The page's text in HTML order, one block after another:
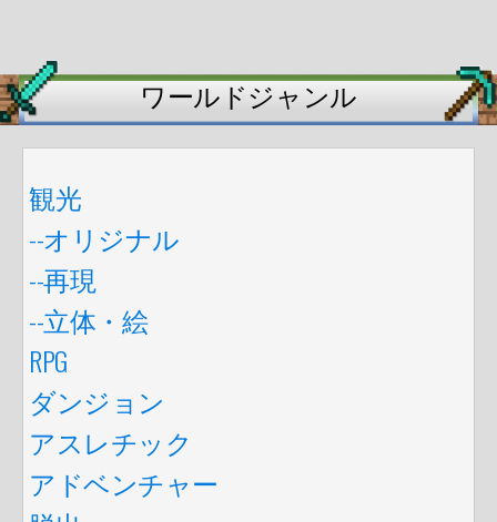
ワールドジャンル
観光
--オリジナル
--再現
--立体・絵
RPG
ダンジョン
アスレチック
アドベンチャー